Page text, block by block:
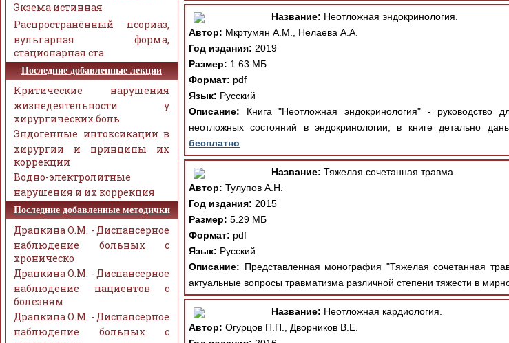
Название: Неотложная эндокринология.
Автор: Мкртумян А.М., Нелаева А.А.
Год издания: 2019
Размер: 1.63 МБ
Формат: pdf
Язык: Русский
Описание: Книга "Неотложная эндокринология" - руководство
неотложных состояний в эндокринологии, в книге детально
бесплатно
Название: Тяжелая сочетанная травма
Автор: Тулупов А.Н.
Год издания: 2015
Размер: 5.29 МБ
Формат: pdf
Язык: Русский
Описание: Представленная монография "Тяжелая сочетанная
актуальные вопросы травматизма различной степени тяжести в
Название: Неотложная кардиология.
Автор: Огурцов П.П., Дворников В.Е.
Экзема истинная
Распространённый псориаз,
вульгарная форма,
стационарная ста
Последние добавленные лекции
Критические нарушения
жизнедеятельности у
хирургических боль
Эндогенные интоксикации в
хирургии и принципы их
коррекции
Водно-электролитные
нарушения и их коррекция
Последние добавленные методички
Драпкина О.М. - Диспансерное
наблюдение больных с
хроническо
Драпкина О.М. - Диспансерное
наблюдение пациентов с
болезням
Драпкина О.М. - Диспансерное
наблюдение больных с